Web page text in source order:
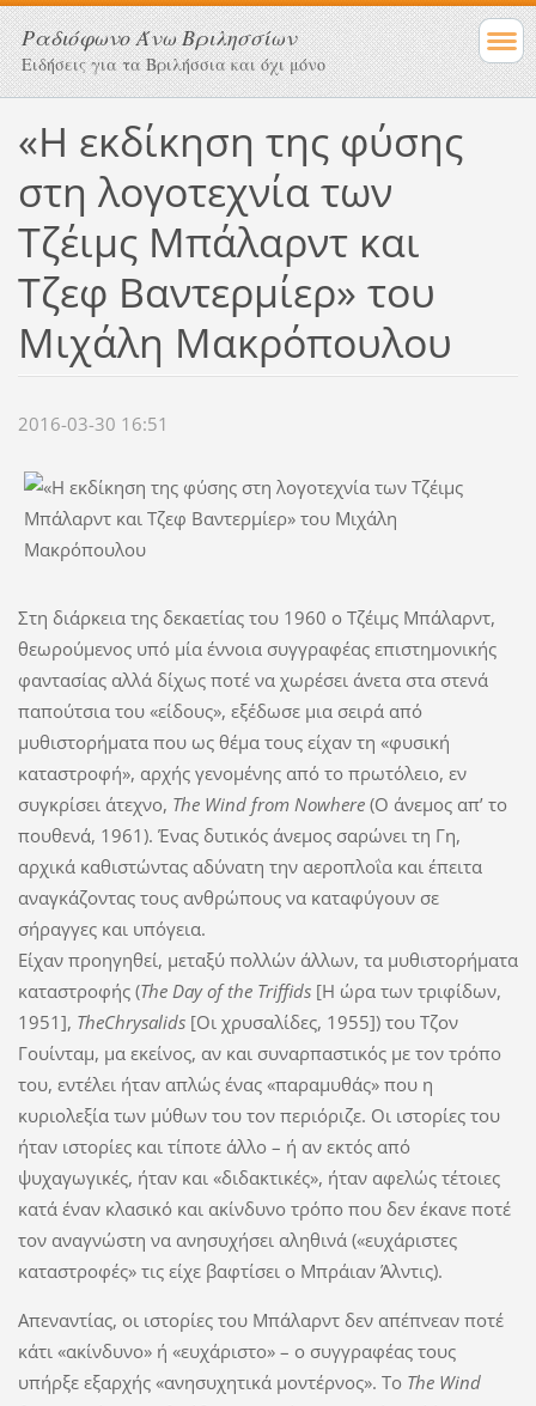
Ραδιόφωνο Άνω Βριλησσίων
Ειδήσεις για τα Βριλήσσια και όχι μόνο
«Η εκδίκηση της φύσης
στη λογοτεχνία των
Τζέιμς Μπάλαρντ και
Τζεφ Βαντερμίερ» του
Μιχάλη Μακρόπουλου
2016-03-30 16:51
Στη διάρκεια της δεκαετίας του 1960 ο Τζέιμς Μπάλαρντ,
θεωρούμενος υπό μία έννοια συγγραφέας επιστημονικής
φαντασίας αλλά δίχως ποτέ να χωρέσει άνετα στα στενά
παπούτσια του «είδους», εξέδωσε μια σειρά από
μυθιστορήματα που ως θέμα τους είχαν τη «φυσική
καταστροφή», αρχής γενομένης από το πρωτόλειο, εν
συγκρίσει άτεχνο, The Wind from Nowhere(Ο άνεμος απ’ το
πουθενά, 1961). Ένας δυτικός άνεμος σαρώνει τη Γη,
αρχικά καθιστώντας αδύνατη την αεροπλοΐα και έπειτα
αναγκάζοντας τους ανθρώπους να καταφύγουν σε
σήραγγες και υπόγεια.
Είχαν προηγηθεί, μεταξύ πολλών άλλων, τα μυθιστορήματα
καταστροφής (TheDayofthe Triffids[Η ώρα των τριφίδων,
1951], TheChrysalids[Οι χρυσαλίδες, 1955]) του Τζον
Γουίνταμ, μα εκείνος, αν και συναρπαστικός με τον τρόπο
του, εντέλει ήταν απλώς ένας «παραμυθάς» που η
κυριολεξία των μύθων του τον περιόριζε. Οι ιστορίες του
ήταν ιστορίες και τίποτε άλλο – ή αν εκτός από
ψυχαγωγικές, ήταν και «διδακτικές», ήταν αφελώς τέτοιες
κατά έναν κλασικό και ακίνδυνο τρόπο που δεν έκανε ποτέ
τον αναγνώστη να ανησυχήσει αληθινά («ευχάριστες
καταστροφές» τις είχε βαφτίσει ο Μπράιαν Άλντις).
Απεναντίας, οι ιστορίες του Μπάλαρντ δεν απέπνεαν ποτέ
κάτι «ακίνδυνο» ή «ευχάριστο» – ο συγγραφέας τους
υπήρξε εξαρχής «ανησυχητικά μοντέρνος». Το TheWind